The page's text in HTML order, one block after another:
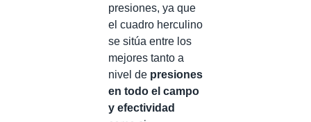
presiones, ya que
el cuadro herculino
se sitúa entre los
mejores tanto a
nivel de presiones
en todo el campo
y efectividad